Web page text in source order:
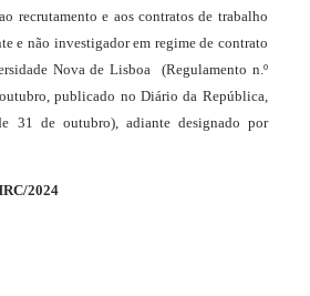
recrutamento e aos contratos de trabalho
e não investigador em regime de contrato
Nova de Lisboa
(Regulamento n.º
publicado no Diário da República,
31 de outubro), adiante designado por
2024